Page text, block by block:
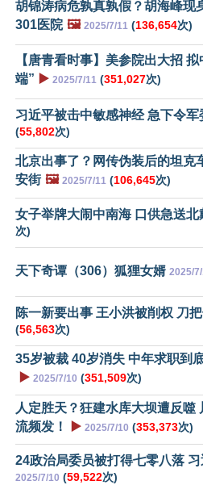
胡锦涛病危孰真孰假？胡海峰现
301医院 🖼️ 2025/7/11 (136,654次)
【唐青看时事】美参院出大招
端” ▶️ 2025/7/11 (351,027次)
习近平被击中敏感神经 急下令军
(55,802次)
北京出事了？网传伪装后的坦克
安街 🖼️ 2025/7/11 (106,645次)
女子举牌大闹中南海 口供急送北
次)
天下奇谭（306）狐狸女婿 2025/
陈一新要出事 王小洪被削权 刀
(56,563次)
35岁被裁 40岁消失 中年求职到
▶️ 2025/7/10 (351,509次)
人定胜天？狂建水库大坝遭反噬
流频发！
▶️ 2025/7/10 (353,373次)
24政治局委员被打得七零八落
2025/7/10 (59,522次)